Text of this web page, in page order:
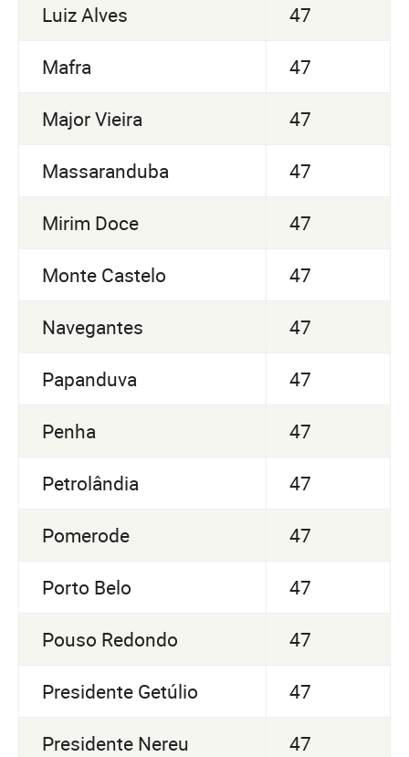
Luiz Alves 47
Mafra 47
Major Vieira 47
Massaranduba 47
Mirim Doce 47
Monte Castelo 47
Navegantes 47
Papanduva 47
Penha 47
Petrolândia 47
Pomerode 47
Porto Belo 47
Pouso Redondo 47
Presidente Getúlio 47
Presidente Nereu 47